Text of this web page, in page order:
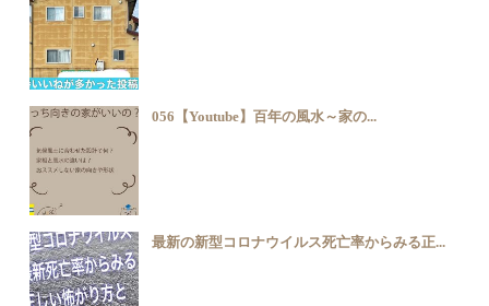
056【Youtube】百年の風水～家の...
最新の新型コロナウイルス死亡率からみる正...